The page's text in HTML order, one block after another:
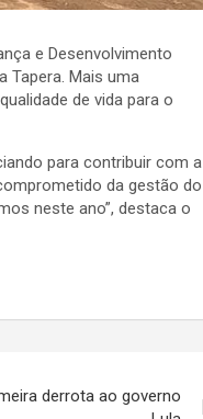
e Desenvolvimento
Tapera. Mais uma
de vida para o
para contribuir com a
da gestão do
neste ano”, destaca o
derrota ao governo